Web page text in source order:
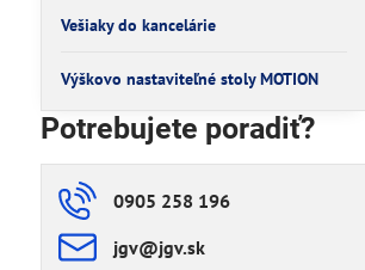
Vešiaky do kancelárie
Výškovo nastaviteľné stoly MOTION
Potrebujete poradiť?
0905 258 196
jgv​@jgv​.sk